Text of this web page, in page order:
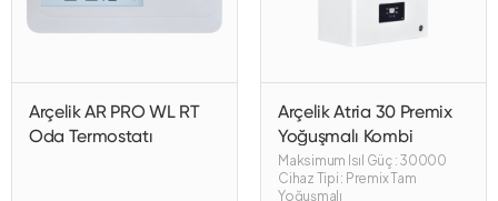
Arçelik AR PRO WL RT
Oda Termostatı
Arçelik Atria 30 Premix
Yoğuşmalı Kombi
Maksimum Isıl Güç : 30000
Cihaz Tipi : Premix Tam
Yoğuşmalı